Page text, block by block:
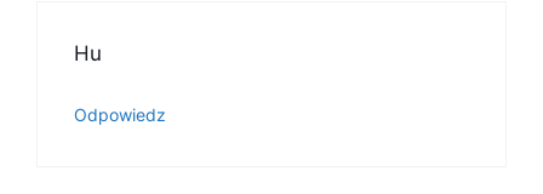
Hu
Odpowiedz